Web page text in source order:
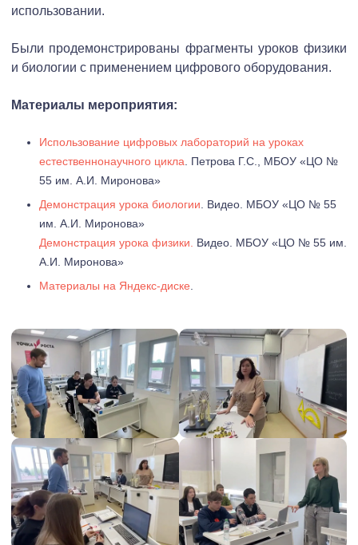
использовании.
Были продемонстрированы фрагменты уроков физики
и биологии с применением цифрового оборудования.
Материалы мероприятия:
Использование цифровых лабораторий на уроках
естественнонаучного цикла. Петрова Г.С., МБОУ «ЦО №
55 им. А.И. Миронова»
Демонстрация урока биологии. Видео. МБОУ «ЦО № 55
им. А.И. Миронова»
Демонстрация урока физики. Видео. МБОУ «ЦО № 55 им.
А.И. Миронова»
Материалы на Яндекс-диске.